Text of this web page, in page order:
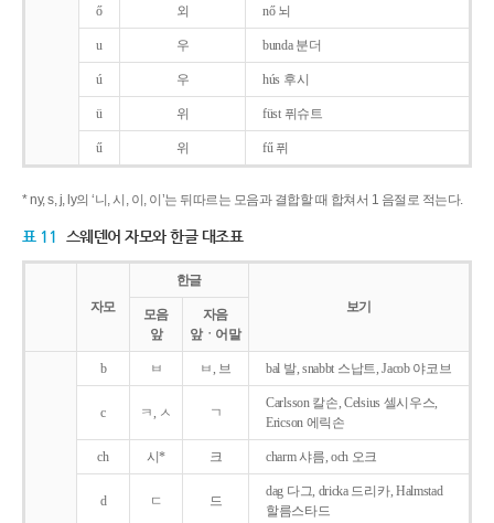
ő 외 nő 뇌
u 우 bunda 분더
ú 우 hús 후시
ü 위 füst 퓌슈트
ű 위 fű 퓌
* ny, s, j, ly의 ‘니, 시, 이, 이’는 뒤따르는 모음과 결합할 때 합쳐서 1 음절로 적는다.
표 11 스웨덴어 자모와 한글 대조표
자모
한글
보기
모음
앞
자음
앞ㆍ어말
b ㅂ ㅂ, 브 bal 발, snabbt 스납트, Jacob 야코브
c ㅋ, ㅅ ㄱ
Carlsson 칼손, Celsius 셀시우스,
Ericson 에릭손
ch 시* 크 charm 샤름, och 오크
d ㄷ 드
dag 다그, dricka 드리카, Halmstad
할름스타드